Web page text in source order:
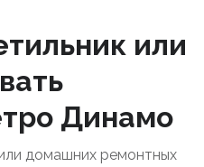
или
Динамо
домашних ремонтных